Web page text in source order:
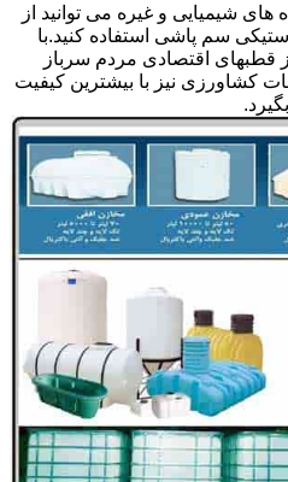
شیمیایی و غیره می توانید از
سم پاشی استفاده کنید.با
قطبهای اقتصادی مردم سرباز
کشاورزی نیز با بیشترین کیفیت